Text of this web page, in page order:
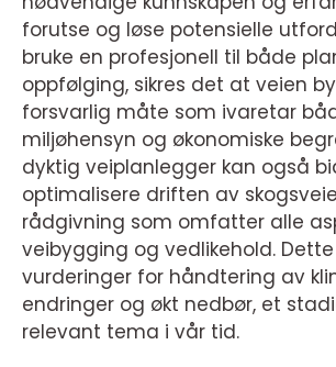
forutse og løse potensielle
bruke en profesjonell til både
oppfølging, sikres det at veien
forsvarlig måte som ivaretar
miljøhensyn og økonomiske
dyktig veiplanlegger kan også
optimalisere driften av
rådgivning som omfatter alle
veibygging og vedlikehold.
vurderinger for håndtering av
endringer og økt nedbør, et
relevant tema i vår tid.